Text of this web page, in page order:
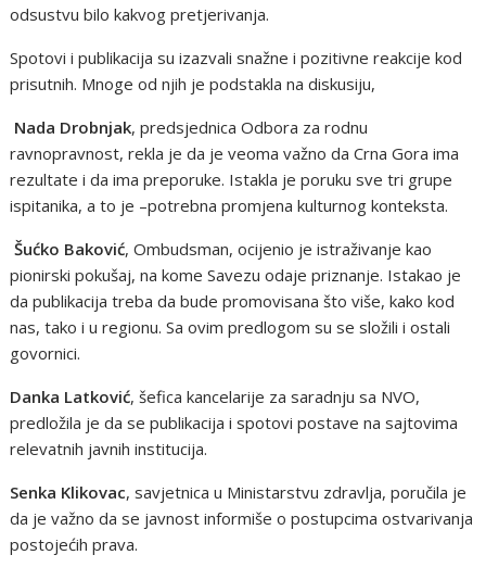
odsustvu bilo kakvog pretjerivanja.
Spotovi i publikacija su izazvali snažne i pozitivne reakcije kod
prisutnih. Mnoge od njih je podstakla na diskusiju,
Nada Drobnjak, predsjednica Odbora za rodnu
ravnopravnost, rekla je da je veoma važno da Crna Gora ima
rezultate i da ima preporuke. Istakla je poruku sve tri grupe
ispitanika, a to je –potrebna promjena kulturnog konteksta.
Šućko Baković, Ombudsman, ocijenio je istraživanje kao
pionirski pokušaj, na kome Savezu odaje priznanje. Istakao je
da publikacija treba da bude promovisana što više, kako kod
nas, tako i u regionu. Sa ovim predlogom su se složili i ostali
govornici.
Danka Latković, šefica kancelarije za saradnju sa NVO,
predložila je da se publikacija i spotovi postave na sajtovima
relevatnih javnih institucija.
Senka Klikovac, savjetnica u Ministarstvu zdravlja, poručila je
da je važno da se javnost informiše o postupcima ostvarivanja
postojećih prava.